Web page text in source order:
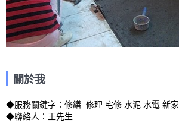
關於我
◆服務關鍵字：修繕  修理 宅修 水泥 水電 新家
◆聯絡人：王先生